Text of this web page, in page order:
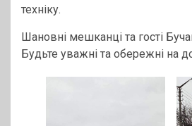
техніку.
Шановні мешканці та гості
Будьте уважні та обережні на